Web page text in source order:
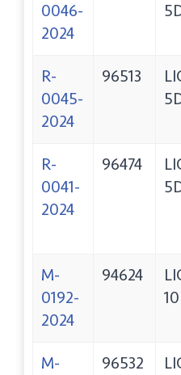
0046-
2024
R-
0045-
2024
96513
R-
0041-
2024
96474
M-
0192-
2024
94624
M-
96532